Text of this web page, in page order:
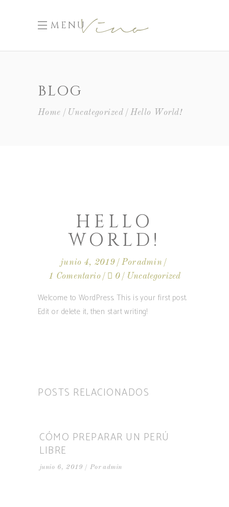
MENU
BLOG
Home Uncategorized Hello World!
HELLO
WORLD!
junio 4, 2019 Poradmin
1 Comentario
0 Uncategorized
Welcome to WordPress. This is your first post.
Edit or delete it, then start writing!
POSTS RELACIONADOS
CÓMO PREPARAR UN PERÚ
LIBRE
junio 6, 2019 Por admin